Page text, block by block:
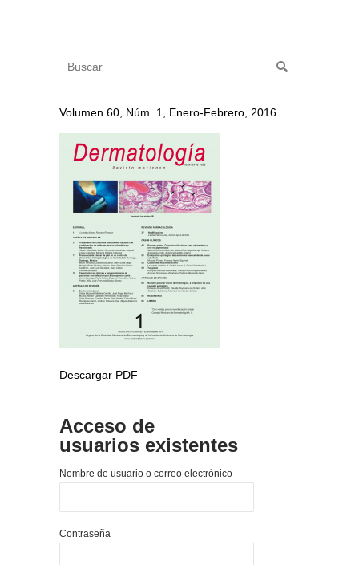
Volumen 60, Núm. 1, Enero-Febrero, 2016
Descargar PDF
Acceso de
usuarios existentes
Nombre de usuario o correo electrónico
Contraseña